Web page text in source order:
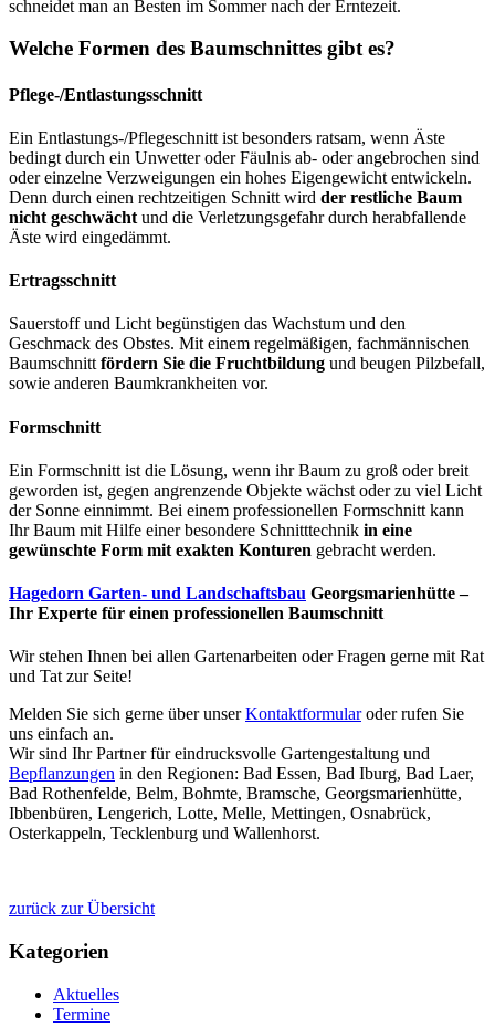
schneidet man an Besten im Sommer nach der Erntezeit.
Welche Formen des Baumschnittes gibt es?
Pflege-/Entlastungsschnitt
Ein Entlastungs-/Pflegeschnitt ist besonders ratsam, wenn Äste
bedingt durch ein Unwetter oder Fäulnis ab- oder angebrochen sind
oder einzelne Verzweigungen ein hohes Eigengewicht entwickeln.
Denn durch einen rechtzeitigen Schnitt wird der restliche Baum
nicht geschwächt und die Verletzungsgefahr durch herabfallende
Äste wird eingedämmt.
Ertragsschnitt
Sauerstoff und Licht begünstigen das Wachstum und den
Geschmack des Obstes. Mit einem regelmäßigen, fachmännischen
Baumschnitt fördern Sie die Fruchtbildung und beugen Pilzbefall,
sowie anderen Baumkrankheiten vor.
Formschnitt
Ein Formschnitt ist die Lösung, wenn ihr Baum zu groß oder breit
geworden ist, gegen angrenzende Objekte wächst oder zu viel Licht
der Sonne einnimmt. Bei einem professionellen Formschnitt kann
Ihr Baum mit Hilfe einer besondere Schnitttechnik in eine
gewünschte Form mit exakten Konturen gebracht werden.
Hagedorn Garten- und Landschaftsbau Georgsmarienhütte –
Ihr Experte für einen professionellen Baumschnitt
Wir stehen Ihnen bei allen Gartenarbeiten oder Fragen gerne mit Rat
und Tat zur Seite!
Melden Sie sich gerne über unserKontaktformularoder rufen Sie
uns einfach an.
Wir sind Ihr Partner für eindrucksvolle Gartengestaltung und
Bepflanzungen in den Regionen: Bad Essen, Bad Iburg, Bad Laer,
Bad Rothenfelde, Belm, Bohmte, Bramsche, Georgsmarienhütte,
Ibbenbüren, Lengerich, Lotte, Melle, Mettingen, Osnabrück,
Osterkappeln, Tecklenburg und Wallenhorst.
zurück zur Übersicht
Kategorien
Aktuelles
Termine